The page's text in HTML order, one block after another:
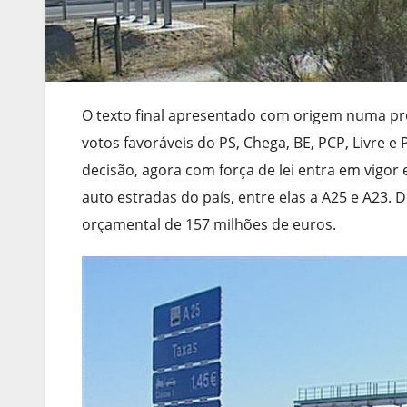
O texto final apresentado com origem numa
votos favoráveis do PS, Chega, BE, PCP, Livre
decisão, agora com força de lei entra em
auto estradas do país, entre elas a A25 e A23.
orçamental de 157 milhões de euros.